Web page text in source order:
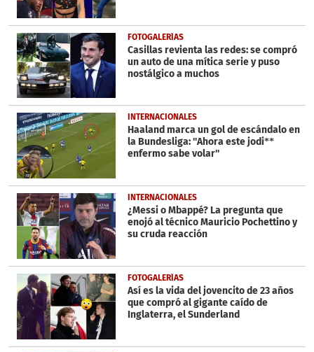
FOTOGALERÍAS
Casillas revienta las redes: se compró
un auto de una mítica serie y puso
nostálgico a muchos
INTERNACIONALES
Haaland marca un gol de escándalo en
la Bundesliga: ''Ahora este jodi**
enfermo sabe volar''
INTERNACIONALES
¿Messi o Mbappé? La pregunta que
enojó al técnico Mauricio Pochettino y
su cruda reacción
FOTOGALERÍAS
Así es la vida del jovencito de 23 años
que compró al gigante caído de
Inglaterra, el Sunderland